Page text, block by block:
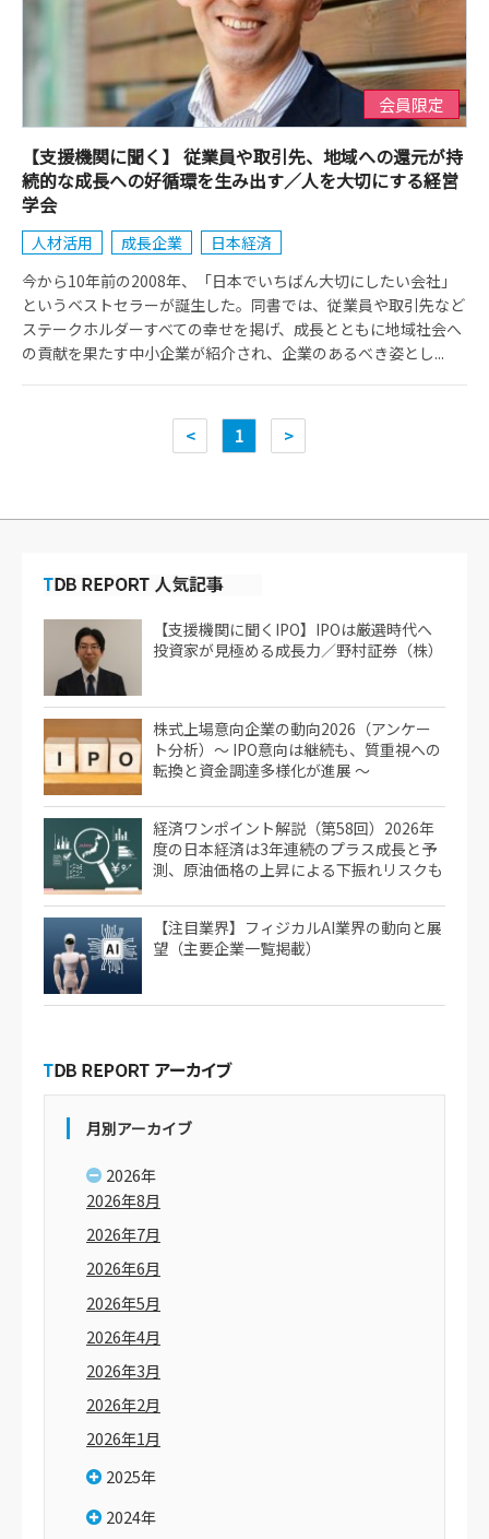
会員限定
【支援機関に聞く】 従業員や取引先、地域への還元が持
続的な成長への好循環を生み出す／人を大切にする経営
学会
人材活用 成長企業
日本経済
今から10年前の2008年、「日本でいちばん大切にしたい会社」
というベストセラーが誕生した。同書では、従業員や取引先など
ステークホルダーすべての幸せを掲げ、成長とともに地域社会へ
の貢献を果たす中小企業が紹介され、企業のあるべき姿とし...
< 1 >
【支援機関に聞くIPO】IPOは厳選時代へ
投資家が見極める成長力／野村証券（株）
株式上場意向企業の動向2026（アンケー
ト分析）～ IPO意向は継続も、質重視への
転換と資金調達多様化が進展 ～
経済ワンポイント解説（第58回）2026年
度の日本経済は3年連続のプラス成長と予
測、原油価格の上昇による下振れリスクも
【注目業界】フィジカルAI業界の動向と展
望（主要企業一覧掲載）
月別アーカイブ
2026年
2026年8月
2026年7月
2026年6月
2026年5月
2026年4月
2026年3月
2026年2月
2026年1月
2025年
2024年